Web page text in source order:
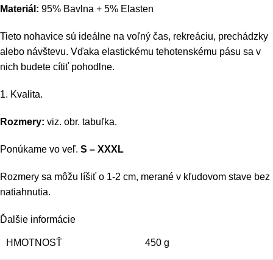
´.Materiál: 95% Bavlna + 5% Elasten
Tieto nohavice sú ideálne na voľný čas, rekreáciu, prechádzky
alebo návštevu. Vďaka elastickému tehotenskému pásu sa v
nich budete cítiť pohodlne.
1. Kvalita.
Rozmery: viz. obr. tabuľka.
Ponúkame vo veľ. S – XXXL
Rozmery sa môžu líšiť o 1-2 cm, merané v kľudovom stave bez
natiahnutia.
Ďalšie informácie
HMOTNOSŤ 450 g